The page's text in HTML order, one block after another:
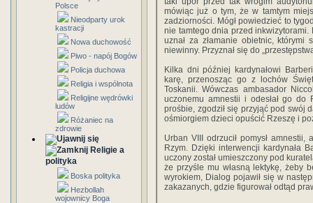
Polsce
Nieodparty urok
kastracji
Nowa duchowość
Piwo - napój Bogów
Policja duchowa
Religia i wspólnota
Religijne wędrówki
ludów
Różaniec na
zdrowie
Religie a
polityka
Boska polityka
Hezbollah
wojownicy Boga
mówiąc już o tym, że w tamtym
zadziorności. Mógł powiedzieć to
nie tamtego dnia przed
uznał za złamanie obietnic, którymi
niewinny. Przyznał się do
Kilka dni później kardynałowi
karę, przenosząc go z lochów
Toskanii. Wówczas ambasador
uczonemu amnestii i odesłał go
prośbie, zgodził się przyjąć pod swój
ośmiorgiem dzieci opuścić Rzeszę i
Urban VIII odrzucił pomysł
Rzym. Dzięki interwencji kardynała
uczony został umieszczony pod
że przyśle mu własną lektykę, żeby
wyrokiem, Dialog pojawił się w
zakazanych, gdzie figurował odtąd